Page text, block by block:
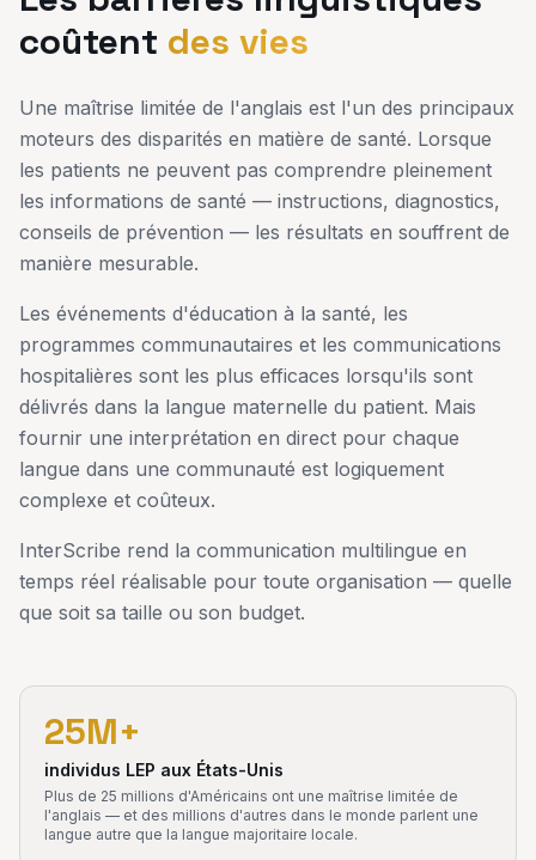
coûtent des vies
Une maîtrise limitée de l'anglais est l'un des principaux
moteurs des disparités en matière de santé. Lorsque
les patients ne peuvent pas comprendre pleinement
les informations de santé — instructions, diagnostics,
conseils de prévention — les résultats en souffrent de
manière mesurable.
Les événements d'éducation à la santé, les
programmes communautaires et les communications
hospitalières sont les plus efficaces lorsqu'ils sont
délivrés dans la langue maternelle du patient. Mais
fournir une interprétation en direct pour chaque
langue dans une communauté est logiquement
complexe et coûteux.
InterScribe rend la communication multilingue en
temps réel réalisable pour toute organisation — quelle
que soit sa taille ou son budget.
25M+
individus LEP aux États-Unis
Plus de 25 millions d'Américains ont une maîtrise limitée de
l'anglais — et des millions d'autres dans le monde parlent une
langue autre que la langue majoritaire locale.